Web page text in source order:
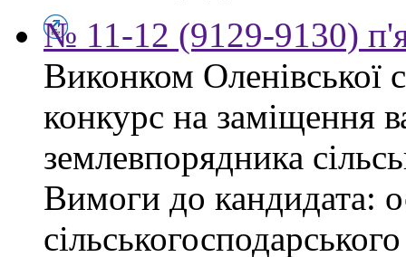
№ 11-12 (9129-9130)
Виконком Оленівської
конкурс на заміщення
землевпорядника
Вимоги до кандидата: